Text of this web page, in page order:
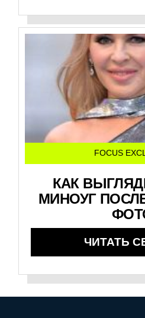
FOCUS
КАК
МИНОУГ
ЧИТАТЬ